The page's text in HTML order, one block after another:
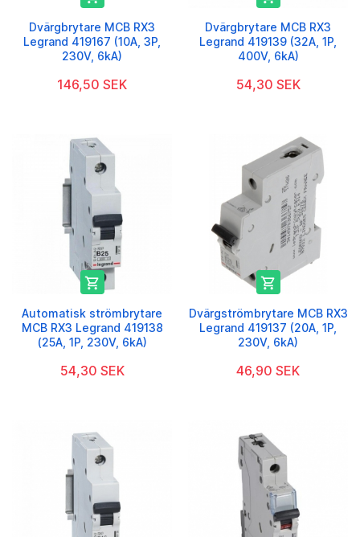
Dvärgbrytare MCB RX3
Legrand 419167 (10A, 3P,
230V, 6kA)
146,50 SEK
Dvärgbrytare MCB RX3
Legrand 419139 (32A, 1P,
400V, 6kA)
54,30 SEK

Automatisk strömbrytare
MCB RX3 Legrand 419138
(25A, 1P, 230V, 6kA)
54,30 SEK

Dvärgströmbrytare MCB RX3
Legrand 419137 (20A, 1P,
230V, 6kA)
46,90 SEK